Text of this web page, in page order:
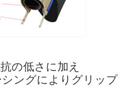
の低さに加え
ングによりグリップ